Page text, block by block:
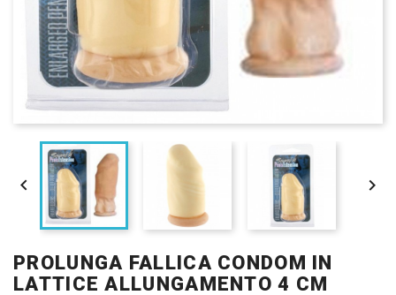
 
PROLUNGA FALLICA CONDOM IN
LATTICE ALLUNGAMENTO 4 CM